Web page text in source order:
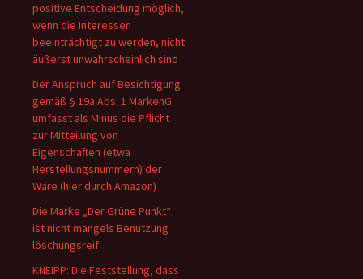
positive Entscheidung möglich,
wenn die Interessen
beeinträchtigt zu werden, nicht
äußerst unwahrscheinlich sind
Der Anspruch auf Besichtigung
gemäß § 19a Abs. 1 MarkenG
umfasst als Minus die Pflicht
zur Mitteilung von
Eigenschaften (etwa
Herstellungsnummern) der
Ware (hier durch Amazon)
Die Marke „Der Grüne Punkt“
ist nicht mangels Benutzung
löschungsreif
KNEIPP: Die Feststellung, dass